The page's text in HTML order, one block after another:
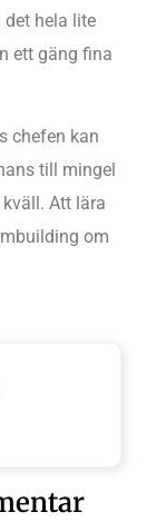
det hela lite
ett gäng fina
chefen kan
till mingel
Att lära
om